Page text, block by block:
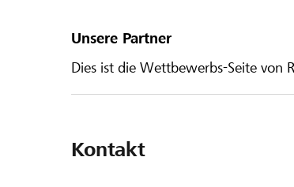
Unsere Partner
Dies ist die Wettbewerbs-Seite von
Kontakt